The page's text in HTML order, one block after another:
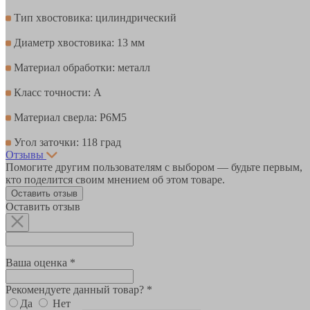
Тип хвостовика: цилиндрический
Диаметр хвостовика: 13 мм
Материал обработки: металл
Класс точности: А
Материал сверла: Р6М5
Угол заточки: 118 град
Отзывы
Помогите другим пользователям с выбором — будьте первым,
кто поделится своим мнением об этом товаре.
Оставить отзыв
Оставить отзыв
Ваша оценка *
Рекомендуете данный товар? *
Да
Нет